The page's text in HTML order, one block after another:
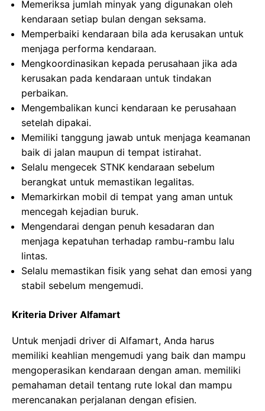
Memeriksa jumlah minyak yang digunakan oleh
kendaraan setiap bulan dengan seksama.
Memperbaiki kendaraan bila ada kerusakan untuk
menjaga performa kendaraan.
Mengkoordinasikan kepada perusahaan jika ada
kerusakan pada kendaraan untuk tindakan
perbaikan.
Mengembalikan kunci kendaraan ke perusahaan
setelah dipakai.
Memiliki tanggung jawab untuk menjaga keamanan
baik di jalan maupun di tempat istirahat.
Selalu mengecek STNK kendaraan sebelum
berangkat untuk memastikan legalitas.
Memarkirkan mobil di tempat yang aman untuk
mencegah kejadian buruk.
Mengendarai dengan penuh kesadaran dan
menjaga kepatuhan terhadap rambu-rambu lalu
lintas.
Selalu memastikan fisik yang sehat dan emosi yang
stabil sebelum mengemudi.
Kriteria Driver Alfamart
Untuk menjadi driver di Alfamart, Anda harus
memiliki keahlian mengemudi yang baik dan mampu
mengoperasikan kendaraan dengan aman. memiliki
pemahaman detail tentang rute lokal dan mampu
merencanakan perjalanan dengan efisien.